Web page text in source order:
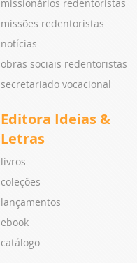
missionários redentoristas
missões redentoristas
notícias
obras sociais redentoristas
secretariado vocacional
Editora Ideias &
Letras
livros
coleções
lançamentos
ebook
catálogo